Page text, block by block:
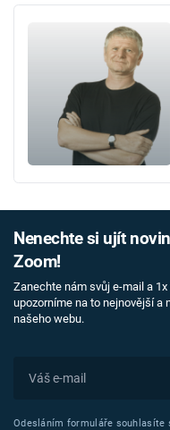
Nenechte si ujít
Zoom!
Zanechte nám svůj e-mail a 1x
upozorníme na to nejnovější a
našeho webu.
Odesláním formuláře souhlasíte